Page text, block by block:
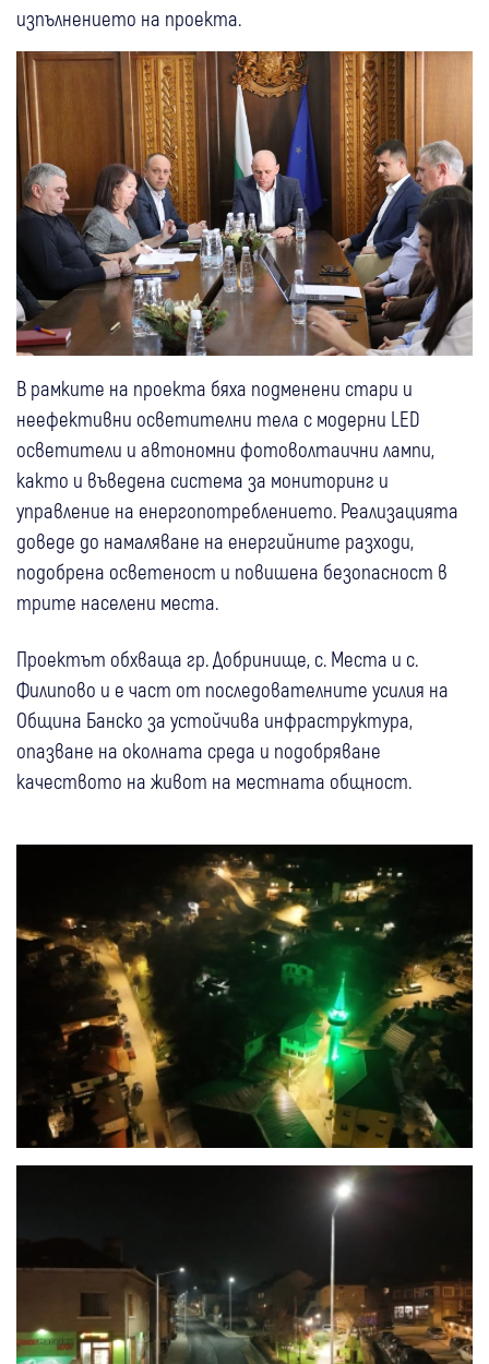
изпълнението на проекта.
В рамките на проекта бяха подменени стари и
неефективни осветителни тела с модерни LED
осветители и автономни фотоволтаични лампи,
както и въведена система за мониторинг и
управление на енергопотреблението. Реализацията
доведе до намаляване на енергийните разходи,
подобрена осветеност и повишена безопасност в
трите населени места.
Проектът обхваща гр. Добринище, с. Места и с.
Филипово и е част от последователните усилия на
Община Банско за устойчива инфраструктура,
опазване на околната среда и подобряване
качеството на живот на местната общност.